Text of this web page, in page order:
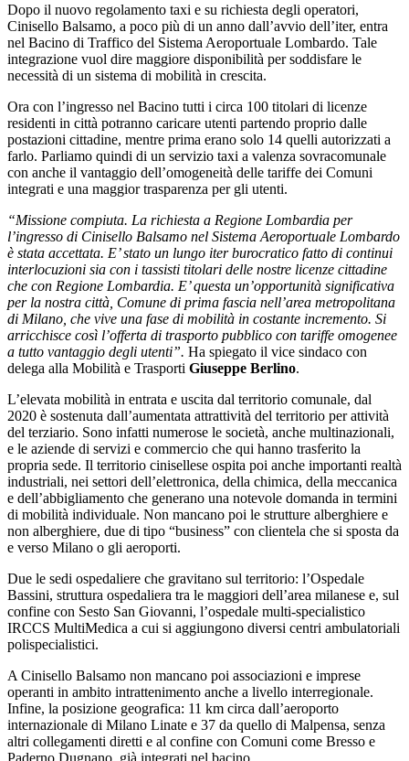
Dopo il nuovo regolamento taxi e su richiesta degli operatori,
Cinisello Balsamo, a poco più di un anno dall’avvio dell’iter, entra
nel Bacino di Traffico del Sistema Aeroportuale Lombardo. Tale
integrazione vuol dire maggiore disponibilità per soddisfare le
necessità di un sistema di mobilità in crescita.
Ora con l’ingresso nel Bacino tutti i circa 100 titolari di licenze
residenti in città potranno caricare utenti partendo proprio dalle
postazioni cittadine, mentre prima erano solo 14 quelli autorizzati a
farlo. Parliamo quindi di un servizio taxi a valenza sovracomunale
con anche il vantaggio dell’omogeneità delle tariffe dei Comuni
integrati e una maggior trasparenza per gli utenti.
“Missione compiuta. La richiesta a Regione Lombardia per
l’ingresso di Cinisello Balsamo nel Sistema Aeroportuale Lombardo
è stata accettata. E’ stato un lungo iter burocratico fatto di continui
interlocuzioni sia con i tassisti titolari delle nostre licenze cittadine
che con Regione Lombardia. E’ questa un’opportunità significativa
per la nostra città, Comune di prima fascia nell’area metropolitana
di Milano, che vive una fase di mobilità in costante incremento. Si
arricchisce così l’offerta di trasporto pubblico con tariffe omogenee
a tutto vantaggio degli utenti”. Ha spiegato il vice sindaco con
delega alla Mobilità e Trasporti Giuseppe Berlino.
L’elevata mobilità in entrata e uscita dal territorio comunale, dal
2020 è sostenuta dall’aumentata attrattività del territorio per attività
del terziario. Sono infatti numerose le società, anche multinazionali,
e le aziende di servizi e commercio che qui hanno trasferito la
propria sede. Il territorio cinisellese ospita poi anche importanti realtà
industriali, nei settori dell’elettronica, della chimica, della meccanica
e dell’abbigliamento che generano una notevole domanda in termini
di mobilità individuale. Non mancano poi le strutture alberghiere e
non alberghiere, due di tipo “business” con clientela che si sposta da
e verso Milano o gli aeroporti.
Due le sedi ospedaliere che gravitano sul territorio: l’Ospedale
Bassini, struttura ospedaliera tra le maggiori dell’area milanese e, sul
confine con Sesto San Giovanni, l’ospedale multi-specialistico
IRCCS MultiMedica a cui si aggiungono diversi centri ambulatoriali
polispecialistici.
A Cinisello Balsamo non mancano poi associazioni e imprese
operanti in ambito intrattenimento anche a livello interregionale.
Infine, la posizione geografica: 11 km circa dall’aeroporto
internazionale di Milano Linate e 37 da quello di Malpensa, senza
altri collegamenti diretti e al confine con Comuni come Bresso e
Paderno Dugnano, già integrati nel bacino.